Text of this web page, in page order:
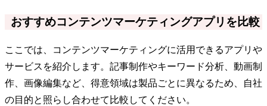
おすすめコンテンツマーケティングアプリを比較
ここでは、コンテンツマーケティングに活用できるアプリや
サービスを紹介します。記事制作やキーワード分析、動画制
作、画像編集など、得意領域は製品ごとに異なるため、自社
の目的と照らし合わせて比較してください。